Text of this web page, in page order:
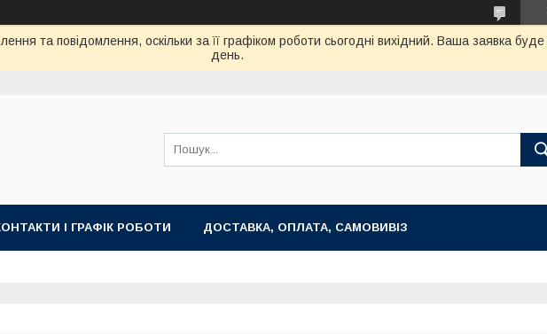
та повідомлення, оскільки за її графіком роботи сьогодні вихідний. Ваша заявка
день.
І ГРАФІК РОБОТИ ДОСТАВКА, ОПЛАТА, САМОВИВІЗ